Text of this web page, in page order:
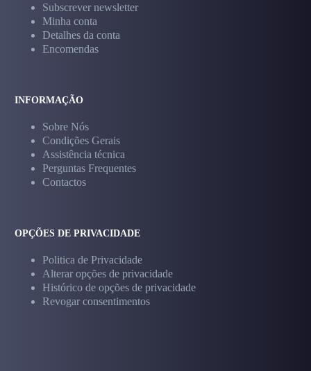
Subscrever newsletter
Minha conta
Detalhes da conta
Encomendas
INFORMAÇÃO
Sobre Nós
Condições Gerais
Assistência técnica
Perguntas Frequentes
Contactos
OPÇÕES DE PRIVACIDADE
Politica de Privacidade
Alterar opções de privacidade
Histórico de opções de privacidade
Revogar consentimentos